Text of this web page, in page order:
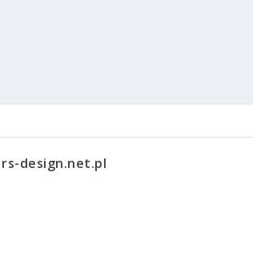
rs-design.net.pl